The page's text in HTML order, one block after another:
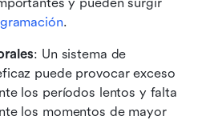
.
: Un sistema de
puede provocar exceso
los períodos lentos y falta
los momentos de mayor